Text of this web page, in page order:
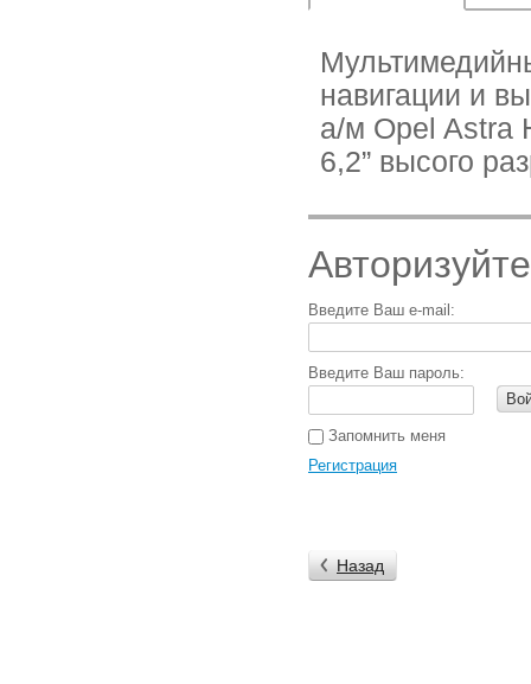
навигации и
а/м Opel Astra
6,2” высого
Введите Ваш e-mail:
Введите Ваш пароль:
Запомнить меня
Регистрация
Назад